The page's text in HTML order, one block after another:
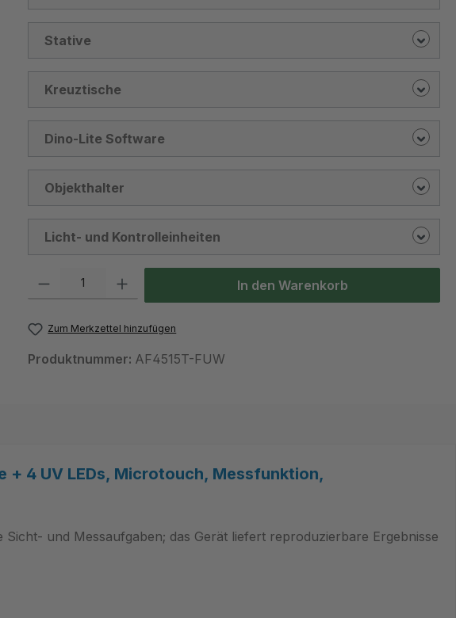
Stative
Kreuztische
Dino-Lite Software
Objekthalter
Licht- und Kontrolleinheiten
In den Warenkorb
Zum Merkzettel hinzufügen
Produktnummer: AF4515T-FUW
+ 4 UV LEDs, Microtouch, Messfunktion,
Sicht- und Messaufgaben; das Gerät liefert reproduzierbare Ergebnisse